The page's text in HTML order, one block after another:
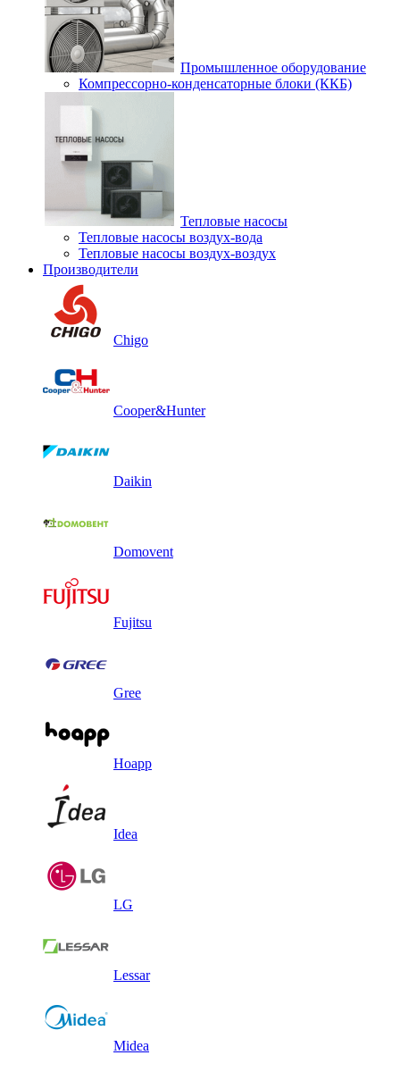
Промышленное оборудование
Компрессорно-конденсаторные блоки (ККБ)
Тепловые насосы
Тепловые насосы воздух-вода
Тепловые насосы воздух-воздух
Производители
Chigo
Cooper&Hunter
Daikin
Domovent
Fujitsu
Gree
Hoapp
Idea
LG
Lessar
Midea